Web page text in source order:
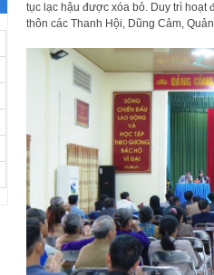
tục lạc hậu được xóa bỏ. Duy trì hoạt
thôn các Thanh Hội, Dũng Cảm,